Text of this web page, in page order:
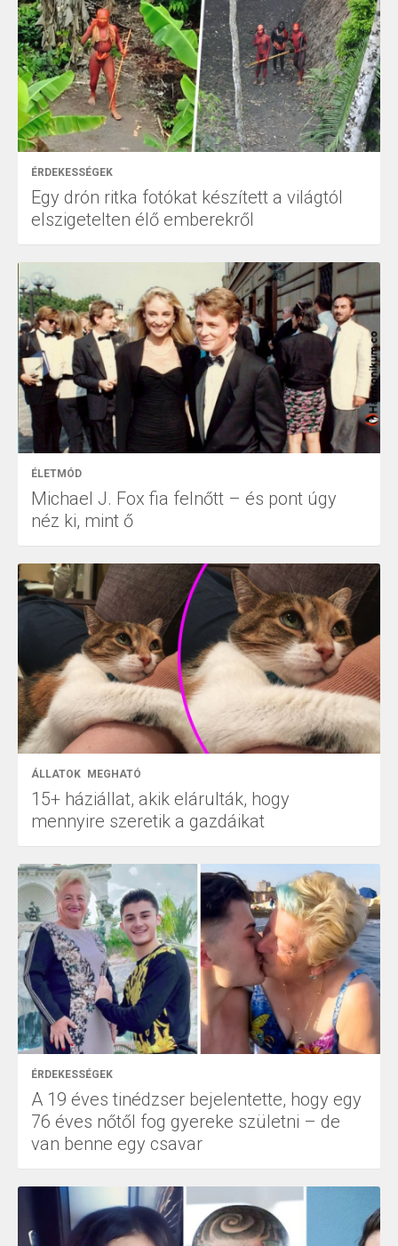
ÉRDEKESSÉGEK
Egy drón ritka fotókat készített a világtól
elszigetelten élő emberekről
ÉLETMÓD
Michael J. Fox fia felnőtt – és pont úgy
néz ki, mint ő
ÁLLATOK MEGHATÓ
15+ háziállat, akik elárulták, hogy
mennyire szeretik a gazdáikat
ÉRDEKESSÉGEK
A 19 éves tinédzser bejelentette, hogy egy
76 éves nőtől fog gyereke születni – de
van benne egy csavar